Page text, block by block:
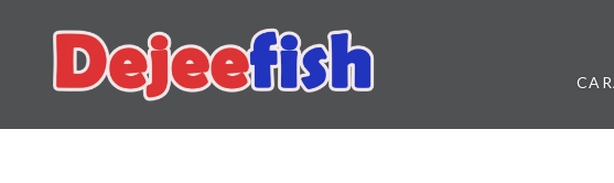
content
DEJEEFISH | PRODUSEN BENIH